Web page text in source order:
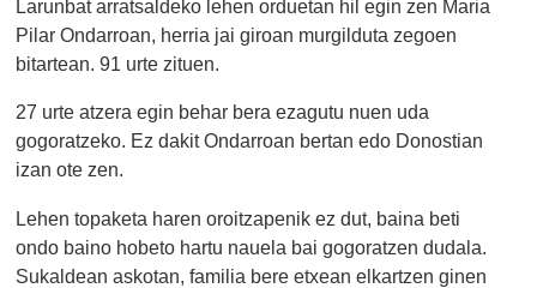
Larunbat arratsaldeko lehen orduetan hil egin zen Maria
Pilar Ondarroan, herria jai giroan murgilduta zegoen
bitartean. 91 urte zituen.
27 urte atzera egin behar bera ezagutu nuen uda
gogoratzeko. Ez dakit Ondarroan bertan edo Donostian
izan ote zen.
Lehen topaketa haren oroitzapenik ez dut, baina beti
ondo baino hobeto hartu nauela bai gogoratzen dudala.
Sukaldean askotan, familia bere etxean elkartzen ginen